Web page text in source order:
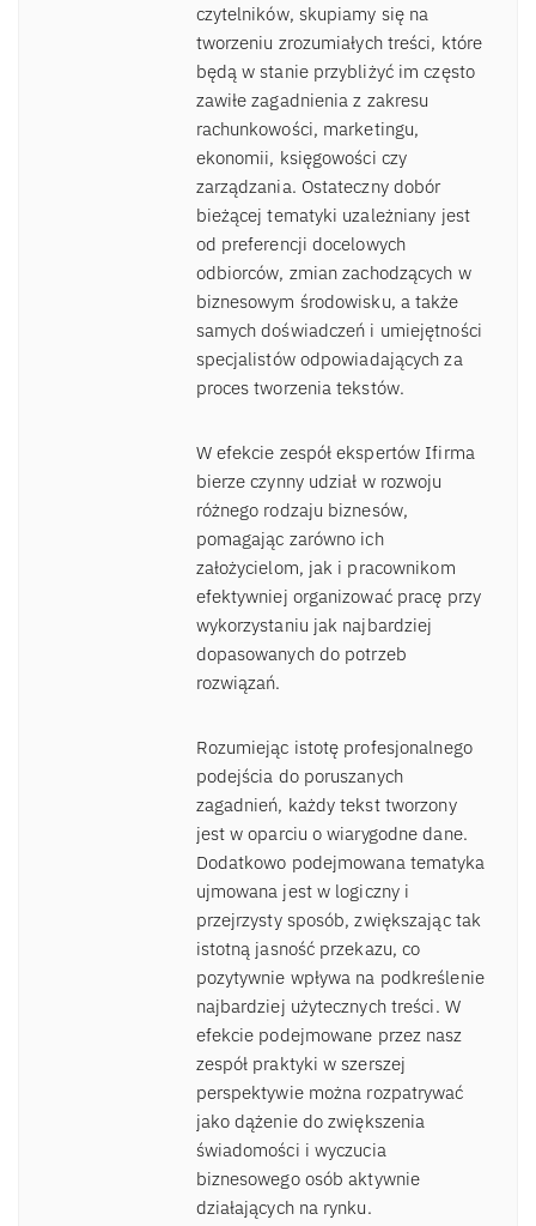
czytelników, skupiamy się na
tworzeniu zrozumiałych treści, które
będą w stanie przybliżyć im często
zawiłe zagadnienia z zakresu
rachunkowości, marketingu,
ekonomii, księgowości czy
zarządzania. Ostateczny dobór
bieżącej tematyki uzależniany jest
od preferencji docelowych
odbiorców, zmian zachodzących w
biznesowym środowisku, a także
samych doświadczeń i umiejętności
specjalistów odpowiadających za
proces tworzenia tekstów.
W efekcie zespół ekspertów Ifirma
bierze czynny udział w rozwoju
różnego rodzaju biznesów,
pomagając zarówno ich
założycielom, jak i pracownikom
efektywniej organizować pracę przy
wykorzystaniu jak najbardziej
dopasowanych do potrzeb
rozwiązań.
Rozumiejąc istotę profesjonalnego
podejścia do poruszanych
zagadnień, każdy tekst tworzony
jest w oparciu o wiarygodne dane.
Dodatkowo podejmowana tematyka
ujmowana jest w logiczny i
przejrzysty sposób, zwiększając tak
istotną jasność przekazu, co
pozytywnie wpływa na podkreślenie
najbardziej użytecznych treści. W
efekcie podejmowane przez nasz
zespół praktyki w szerszej
perspektywie można rozpatrywać
jako dążenie do zwiększenia
świadomości i wyczucia
biznesowego osób aktywnie
działających na rynku.